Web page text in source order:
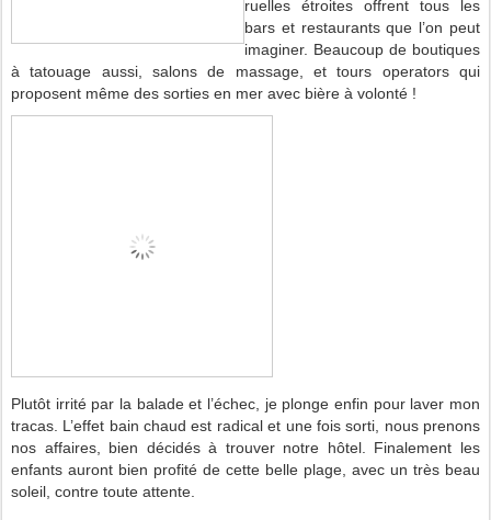
ruelles étroites offrent tous les
bars et restaurants que l’on peut
imaginer. Beaucoup de boutiques
à tatouage aussi, salons de massage, et tours operators qui
proposent même des sorties en mer avec bière à volonté !
Plutôt irrité par la balade et l’échec, je plonge enfin pour laver mon
tracas. L’effet bain chaud est radical et une fois sorti, nous prenons
nos affaires, bien décidés à trouver notre hôtel. Finalement les
enfants auront bien profité de cette belle plage, avec un très beau
soleil, contre toute attente.